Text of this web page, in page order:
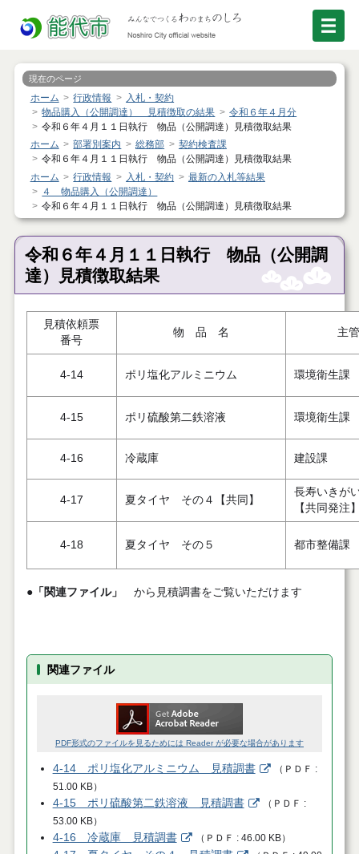
現在のページ
ホーム 行政情報
入札・契約
物品購入（公開調達） 見積徴取の結果
令和６年４月分
令和６年４月１１日執行 物品（公開調達）見積徴取結果
ホーム
部署別案内 総務部
契約検査課
令和６年４月１１日執行 物品（公開調達）見積徴取結果
ホーム
行政情報 入札・契約
最新の入札等結果
４ 物品購入（公開調達）
令和６年４月１１日執行 物品（公開調達）見積徴取結果
令和６年４月１１日執行 物品（公開調
達）見積徴取結果
見積依頼票
番号
物 品 名 主
4-14 ポリ塩化アルミニウム 環境衛生課
4-15 ポリ硫酸第二鉄溶液 環境衛生課
4-16 冷蔵庫 建設課
4-17 夏タイヤ その４【共同】
長寿いきが
【共同発注
4-18 夏タイヤ その５ 都市整備課
●「関連ファイル」 から見積調書をご覧いただけます
関連ファイル
PDF形式のファイルを見るためには Reader が必要な場合があります
4-14 ポリ塩化アルミニウム 見積調書 （ ＰＤＦ
51.00 KB）
4-15 ポリ硫酸第二鉄溶液 見積調書 （ ＰＤＦ
53.00 KB）
4-16 冷蔵庫 見積調書 （ ＰＤＦ 46.00 KB）